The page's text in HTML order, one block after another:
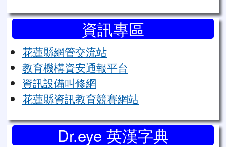
資訊專區
花蓮縣網管交流站
教育機構資安通報平台
資訊設備叫修網
花蓮縣資訊教育競賽網站
Dr.eye 英漢字典